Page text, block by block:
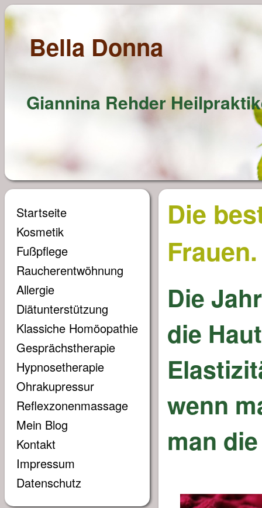
Bella Donna
Giannina Rehder
Startseite
Kosmetik
Fußpflege
Raucherentwöhnung
Allergie
Diätunterstützung
Klassiche Homöopathie
Gesprächstherapie
Hypnosetherapie
Ohrakupressur
Reflexzonenmassage
Mein Blog
Kontakt
Impressum
Datenschutz
Die
Frauen.
Die
die
wenn
man